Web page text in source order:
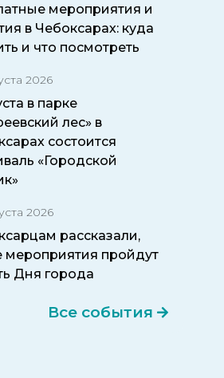
мероприятия и
в Чебоксарах: куда
и что посмотреть
2026
в парке
лес» в
состоится
«Городской
2026
рассказали,
мероприятия пройдут
Дня города
Все события